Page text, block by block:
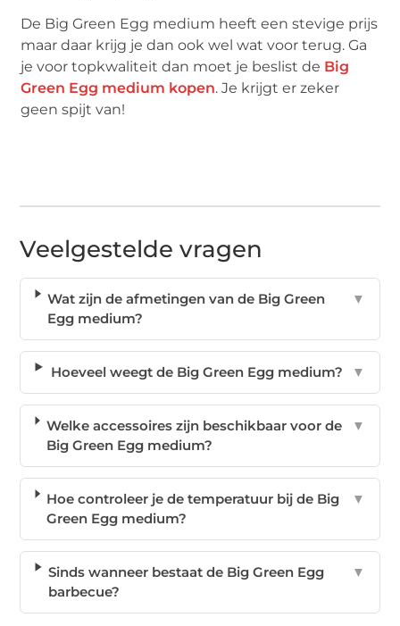
De Big Green Egg medium heeft een stevige prijs
maar daar krijg je dan ook wel wat voor terug. Ga
je voor topkwaliteit dan moet je beslist de Big
Green Egg medium kopen. Je krijgt er zeker
geen spijt van!
Veelgestelde vragen
Wat zijn de afmetingen van de Big Green
Egg medium?
▼
Hoeveel weegt de Big Green Egg medium? ▼
Welke accessoires zijn beschikbaar voor de
Big Green Egg medium?
▼
Hoe controleer je de temperatuur bij de Big
Green Egg medium?
▼
Sinds wanneer bestaat de Big Green Egg
barbecue?
▼